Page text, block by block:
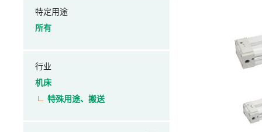
特定用途
所有
行业
机床
特殊用途、搬送